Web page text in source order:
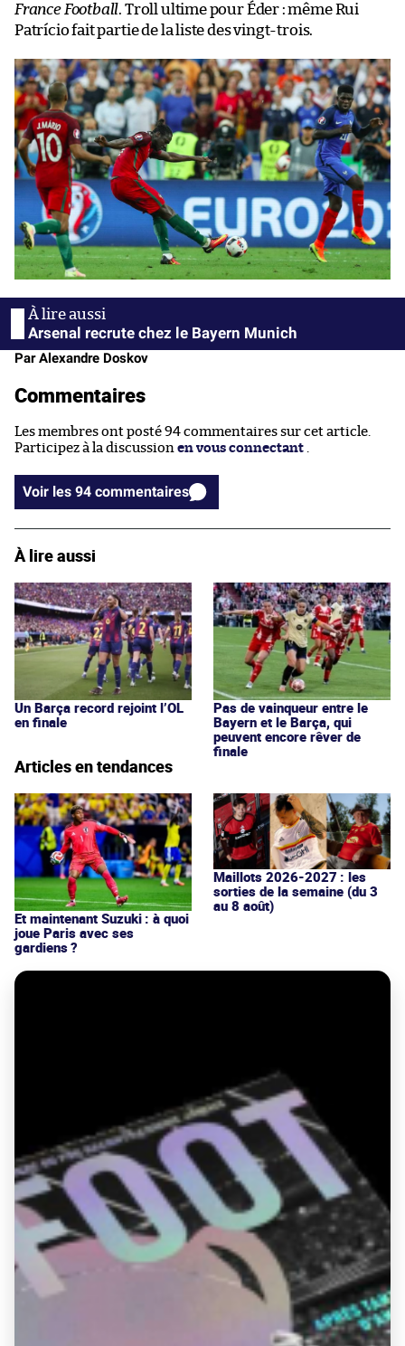
France Football. Troll ultime pour Éder : même Rui
Patrício fait partie de la liste des vingt-trois.
Arsenal recrute chez le Bayern Munich
Par Alexandre Doskov
Commentaires
Les membres ont posté 94 commentaires sur cet article.
Participez à la discussion en vous connectant
Voir les 94 commentaires
À lire aussi
Un Barça record rejoint l’OL
en finale
Pas de vainqueur entre le
Bayern et le Barça, qui
peuvent encore rêver de
finale
Articles en tendances
Et maintenant Suzuki : à quoi
joue Paris avec ses
gardiens ?
Maillots 2026-2027 : les
sorties de la semaine (du 3
au 8 août)